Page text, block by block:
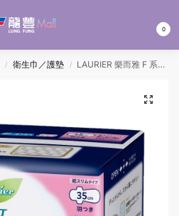
0
/ 衛生巾／護墊 / LAURIER 樂而雅 F 系列超薄夜用護翼衛生巾(黑)35CM 10’S